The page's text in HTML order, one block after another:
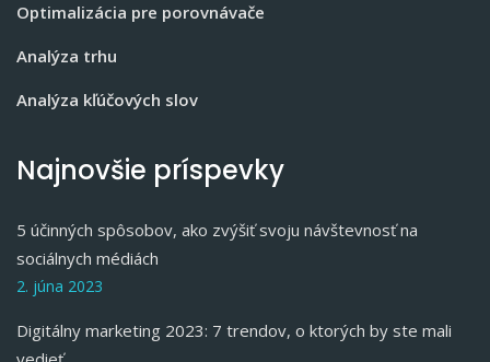
Optimalizácia pre porovnávače
Analýza trhu
Analýza kľúčových slov
Najnovšie príspevky
5 účinných spôsobov, ako zvýšiť svoju návštevnosť na
sociálnych médiách
2. júna 2023
Digitálny marketing 2023: 7 trendov, o ktorých by ste mali